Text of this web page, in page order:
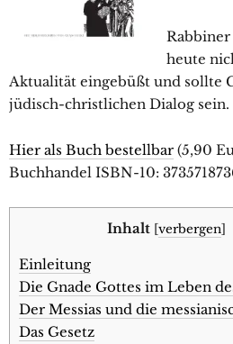
heute
Aktualität eingebüßt und sollte
jüdisch-christlichen Dialog sein.
Hier als Buch bestellbar (5,90
Buchhandel ISBN-10:
Inhalt [verbergen]
Einleitung
Die Gnade Gottes im Leben
Der Messias und die
Das Gesetz